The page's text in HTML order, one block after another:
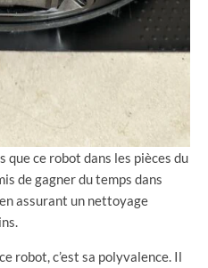
que ce robot dans les pièces du
de gagner du temps dans
assurant un nettoyage
robot, c’est sa polyvalence. Il